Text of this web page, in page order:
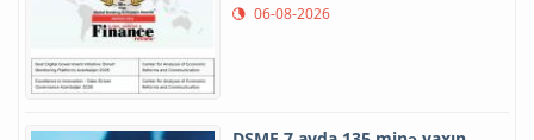
06-08-2026